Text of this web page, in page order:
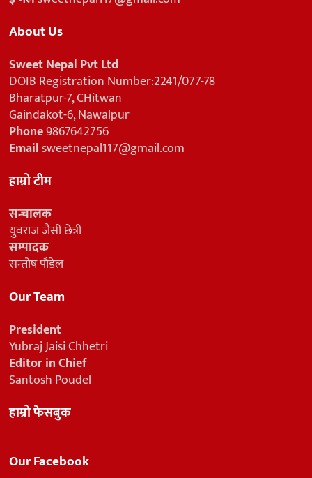
About Us
Sweet Nepal Pvt Ltd
DOIB Registration Number:2241/077-78
Bharatpur-7, CHitwan
Gaindakot-6, Nawalpur
Phone9867642756
Emailsweetnepal117@gmail.com
हाम्रो टीम
सन्चालक
युवराज जैसी छेत्री
सम्पादक
सन्तोष पौडेल
Our Team
President
Yubraj Jaisi Chhetri
Editor in Chief
Santosh Poudel
हाम्रो फेसबुक
Our Facebook